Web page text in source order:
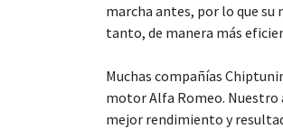
marcha antes, por lo que
tanto, de manera más
Muchas compañías
motor Alfa Romeo. Nuestro
mejor rendimiento y